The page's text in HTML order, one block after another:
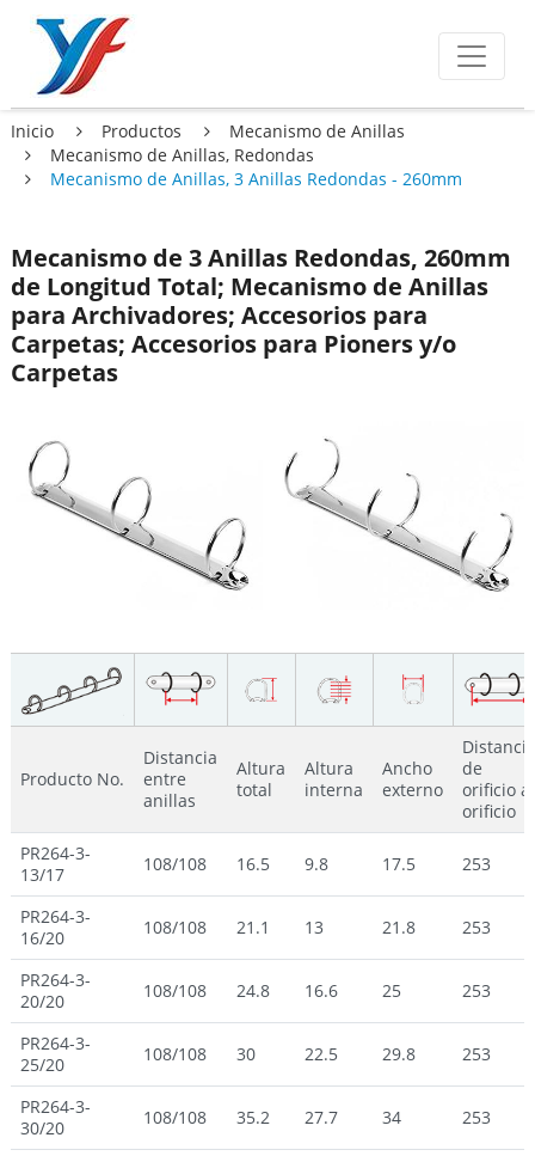
Inicio Productos
Mecanismo de Anillas
Mecanismo de Anillas, Redondas
Mecanismo de Anillas, 3 Anillas Redondas - 260mm
Mecanismo de 3 Anillas Redondas, 260mm
de Longitud Total; Mecanismo de Anillas
para Archivadores; Accesorios para
Carpetas; Accesorios para Pioners y/o
Carpetas
Producto No.
Distancia
entre
anillas
Altura
total
Altura
interna
Ancho
externo
Distancia
de
orificio a
orificio
PR264-3-
13/17
108/108 16.5 9.8 17.5 253
PR264-3-
16/20
108/108 21.1 13 21.8 253
PR264-3-
20/20
108/108 24.8 16.6 25 253
PR264-3-
25/20
108/108 30 22.5 29.8 253
PR264-3-
30/20
108/108 35.2 27.7 34 253